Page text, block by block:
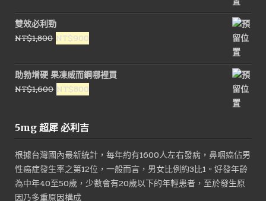
價
格：
NT$1,500。
價
格：
NT$800。
雙效必利勁
NT$1,800 原
價
格：
NT$1,800。
NT$900
價
格：
NT$900。
助勃增硬 果凍威而鋼哪裡買
NT$1,600 原
格：
NT$800
5mg 超犀 必利吉
根據台灣國內最新統計，每年約有1600人左右發病，鼻咽癌佔男
性癌症發生率之第12位，一般而言，男女比例約3比1。好發年齡
為中年40至50歲，少數會有20歲以下的年輕患者，至於發生原
因乃多重原因構成